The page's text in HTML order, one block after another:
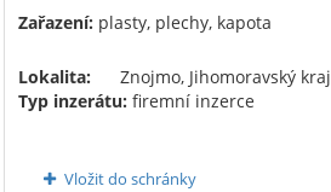
Zařazení: plasty, plechy, kapota
Lokalita:
Znojmo, Jihomoravský kraj
Typ inzerátu: firemní inzerce
Vložit do schránky